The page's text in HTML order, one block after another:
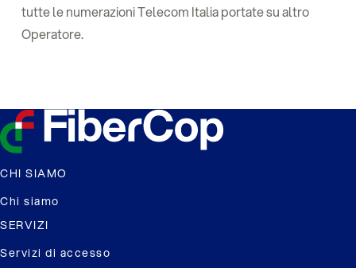
tutte le numerazioni Telecom Italia portate su altro
Operatore.
CHI SIAMO
Chi siamo
SERVIZI
Servizi di accesso